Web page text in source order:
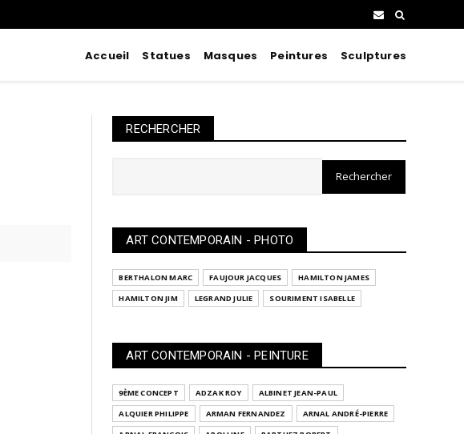
Accueil Statues Masques Peintures Sculptures
RECHERCHER
ART CONTEMPORAIN - PHOTO
BERTHALON MARC FAUJOUR JACQUES
HAMILTON JAMES
HAMILTON JIM
LEGRAND JULIE SOURIMENT ISABELLE
ART CONTEMPORAIN - PEINTURE
9ÈME CONCEPT ADZAK ROY
ALBINET JEAN-PAUL
ALQUIER PHILIPPE
ARMAN FERNANDEZ
ARNAL ANDRÉ-PIERRE